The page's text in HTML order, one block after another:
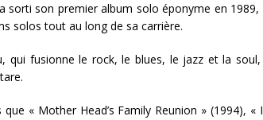
a sorti son premier album solo éponyme en
solos tout au long de sa carrière.
qui fusionne le rock, le blues, le jazz et la
que « Mother Head’s Family Reunion » (1994),